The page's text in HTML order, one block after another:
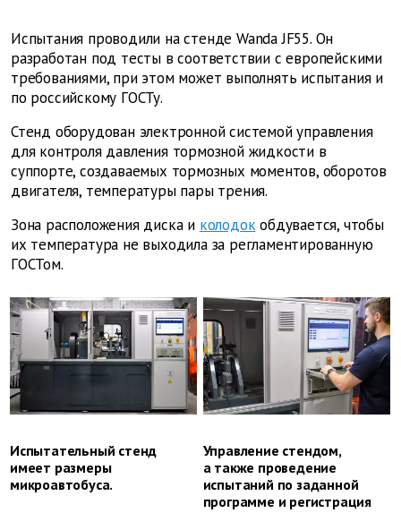
Испытания проводили на стенде Wanda JF55. Он
разработан под тесты в соответствии с европейскими
требованиями, при этом может выполнять испытания и
по российскому ГОСТу.
Стенд оборудован электронной системой управления
для контроля давления тормозной жидкости в
суппорте, создаваемых тормозных моментов, оборотов
двигателя, температуры пары трения.
Зона расположения диска и колодокобдувается, чтобы
их температура не выходила за регламентированную
ГОСТом.
Испытательный стенд
имеет размеры
микроавтобуса.
Управление стендом,
а также проведение
испытаний по заданной
программе и регистрация